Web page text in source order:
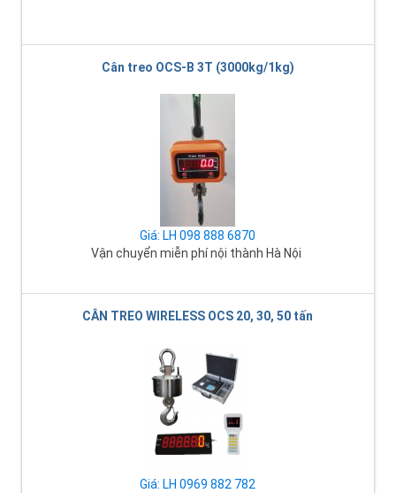
Cân treo OCS-B 3T (3000kg/1kg)
Giá: LH 098 888 6870
Vận chuyển miễn phí nội thành Hà Nội
CÂN TREO WIRELESS OCS 20, 30, 50 tấn
Giá: LH 0969 882 782